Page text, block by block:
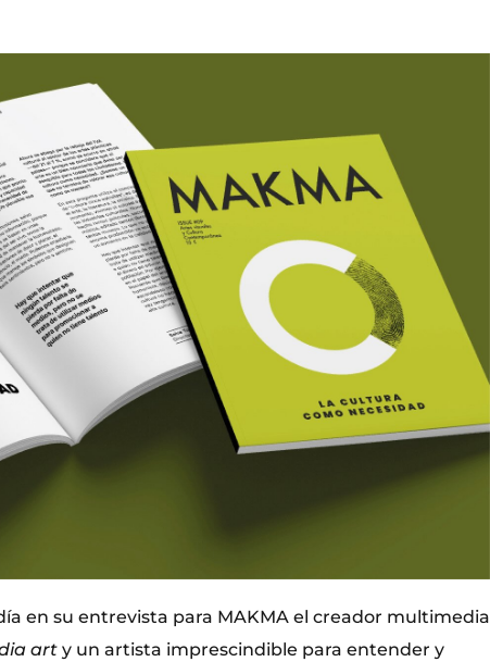
en su entrevista para MAKMA el creador multimedia
art y un artista imprescindible para entender y